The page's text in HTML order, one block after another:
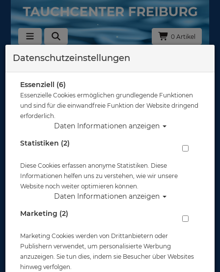
0 Artikel
Zurück
Datenschutzeinstellungen
Essenziell (6)
Essenzielle Cookies ermöglichen grundlegende Funktionen
und sind für die einwandfreie Funktion der Website dringend
erforderlich.
Daten Informationen anzeigen
Statistiken (2)
Diese Cookies erfassen anonyme Statistiken. Diese
Informationen helfen uns zu verstehen, wie wir unsere
Website noch weiter optimieren können.
Daten Informationen anzeigen
Marketing (2)
Marketing Cookies werden von Drittanbietern oder
Publishern verwendet, um personalisierte Werbung
anzuzeigen. Sie tun dies, indem sie Besucher über Websites
hinweg verfolgen.